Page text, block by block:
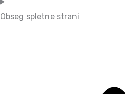
Obseg spletne strani